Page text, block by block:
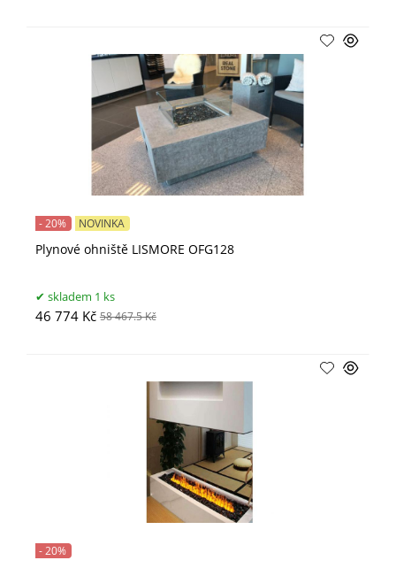
Plynové ohniště LISMORE OFG128
- 20% NOVINKA
skladem 1 ks
46 774 Kč 58 467.5 Kč
- 20%